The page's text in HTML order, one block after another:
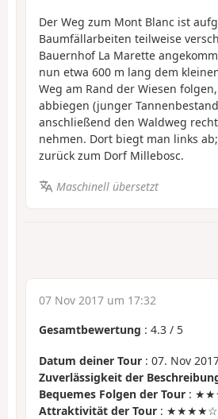
Der Weg zum Mont Blanc ist
Baumfällarbeiten teilweise
Bauernhof La Marette
nun etwa 600 m lang dem
Weg am Rand der Wiesen
abbiegen (junger
anschließend den Waldweg
nehmen. Dort biegt man links
zurück zum Dorf Millebosc.
Maschinell übersetzt
07 Nov 2017 um 17:32
Gesamtbewertung : 4.3 / 5
Datum deiner Tour : 07. Nov
Zuverlässigkeit der
Bequemes Folgen der Tour :
Attraktivität der Tour : ★★★★☆